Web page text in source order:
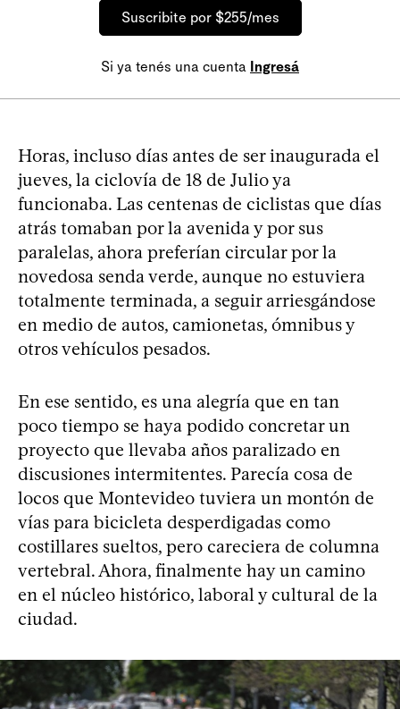
Suscribite por $255/mes
Si ya tenés una cuenta Ingresá
Horas, incluso días antes de ser inaugurada el
jueves, la ciclovía de 18 de Julio ya
funcionaba. Las centenas de ciclistas que días
atrás tomaban por la avenida y por sus
paralelas, ahora preferían circular por la
novedosa senda verde, aunque no estuviera
totalmente terminada, a seguir arriesgándose
en medio de autos, camionetas, ómnibus y
otros vehículos pesados.
En ese sentido, es una alegría que en tan
poco tiempo se haya podido concretar un
proyecto que llevaba años paralizado en
discusiones intermitentes. Parecía cosa de
locos que Montevideo tuviera un montón de
vías para bicicleta desperdigadas como
costillares sueltos, pero careciera de columna
vertebral. Ahora, finalmente hay un camino
en el núcleo histórico, laboral y cultural de la
ciudad.